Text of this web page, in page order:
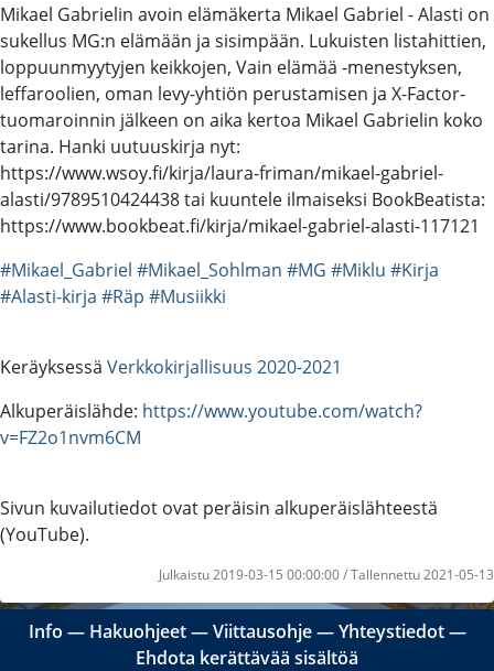
Mikael Gabrielin avoin elämäkerta Mikael Gabriel - Alasti on
sukellus MG:n elämään ja sisimpään. Lukuisten listahittien,
loppuunmyytyjen keikkojen, Vain elämää -menestyksen,
leffaroolien, oman levy-yhtiön perustamisen ja X-Factor-
tuomaroinnin jälkeen on aika kertoa Mikael Gabrielin koko
tarina. Hanki uutuuskirja nyt:
https://www.wsoy.fi/kirja/laura-friman/mikael-gabriel-
alasti/9789510424438 tai kuuntele ilmaiseksi BookBeatista:
https://www.bookbeat.fi/kirja/mikael-gabriel-alasti-117121
#Mikael_Gabriel #Mikael_Sohlman #MG #Miklu #Kirja
#Alasti-kirja #Räp #Musiikki
Keräyksessä Verkkokirjallisuus 2020-2021
Alkuperäislähde: https://www.youtube.com/watch?
v=FZ2o1nvm6CM
Sivun kuvailutiedot ovat peräisin alkuperäislähteestä
(YouTube).
Julkaistu 2019-03-15 00:00:00 / Tallennettu 2021-05-13
Info ― Hakuohjeet―Viittausohje―Yhteystiedot―
Ehdota kerättävää sisältöä